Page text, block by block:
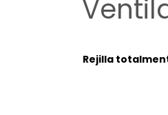
Rejilla